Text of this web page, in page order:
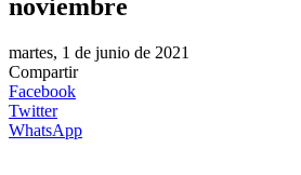
noviembre
martes, 1 de junio de 2021
Compartir
Facebook
Twitter
WhatsApp